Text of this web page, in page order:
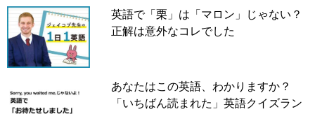
英語で「栗」は「マロン」じゃない？
正解は意外なコレでした
あなたはこの英語、わかりますか？
「いちばん読まれた」英語クイズラン